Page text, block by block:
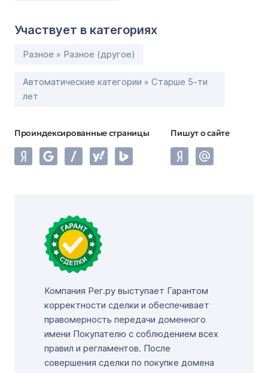
Участвует в категориях
Разное » Разное (другое)
Автоматические категории » Старше 5-ти
лет
Проиндексированные страницы Пишут о сайте
Компания Рег.ру выступает Гарантом
корректности сделки и обеспечивает
правомерность передачи доменного
имени Покупателю с соблюдением всех
правил и регламентов. После
совершения сделки по покупке домена